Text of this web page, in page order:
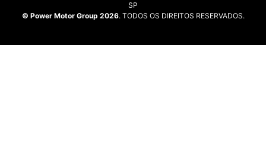
SP
© Power Motor Group 2026. TODOS OS DIREITOS RESERVADOS.